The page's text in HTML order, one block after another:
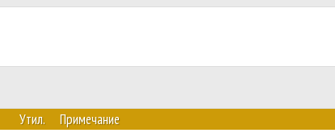
Утил. Примечание